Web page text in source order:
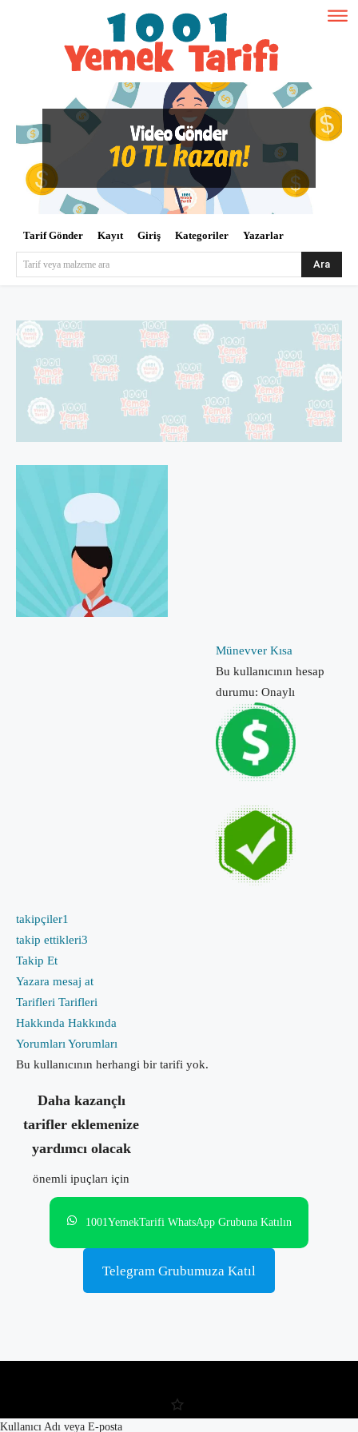
Tarif Gönder Kayıt Giriş Kategoriler Yazarlar
Tarif veya malzeme ara Ara
Münevver Kısa
Bu kullanıcının hesap
durumu: Onaylı
takipçiler1
takip ettikleri3
Takip Et
Yazara mesaj at
Tarifleri Tarifleri
Hakkında Hakkında
Yorumları Yorumları
Bu kullanıcının herhangi bir tarifi yok.
Daha kazançlı
tarifler eklemenize
yardımcı olacak
önemli ipuçları için
1001YemekTarifi WhatsApp Grubuna Katılın
Telegram Grubumuza Katıl
Kullanıcı Adı veya E-posta